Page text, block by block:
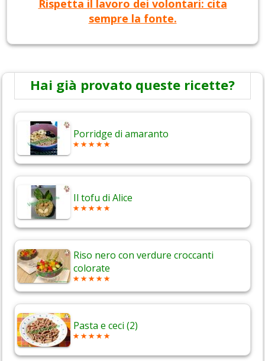
Rispetta il lavoro dei volontari: cita
sempre la fonte.
Hai già provato queste ricette?
Porridge di amaranto
Il tofu di Alice
Riso nero con verdure croccanti
colorate
Pasta e ceci (2)